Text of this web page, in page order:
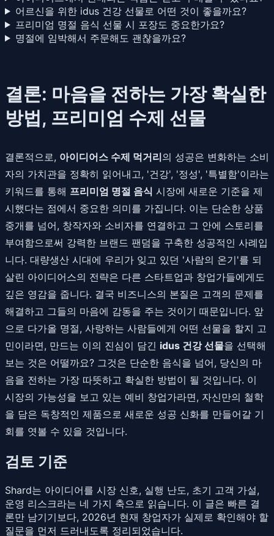
어르신을 위한 idus 건강 선물로 어떤 것이 좋을까요?
프리미엄 명절 음식 선물 시 포장도 중요한가요?
명절에 임박해서 주문해도 괜찮을까요?
결론: 마음을 전하는 가장 확실한
방법, 프리미엄 수제 선물
결론적으로, 아이디어스 수제 먹거리의 성공은 변화하는 소비
자의 가치관을 정확히 읽어내고, '건강', '정성', '특별함'이라는
키워드를 통해 프리미엄 명절 음식 시장에 새로운 기준을 제
시했다는 점에서 중요한 의미를 가집니다. 이는 단순한 상품
중개를 넘어, 창작자와 소비자를 연결하고 그 안에 스토리를
부여함으로써 강력한 브랜드 팬덤을 구축한 성공적인 사례입
니다. 대량생산 시대에 우리가 잊고 있던 '사람의 온기'를 되
살린 아이디어스의 전략은 다른 스타트업과 창업가들에게도
깊은 영감을 줍니다. 결국 비즈니스의 본질은 고객의 문제를
해결하고 그들의 마음에 감동을 주는 것이기 때문입니다. 앞
으로 다가올 명절, 사랑하는 사람들에게 어떤 선물을 할지 고
민이라면, 만드는 이의 진심이 담긴 idus 건강 선물을 선택해
보는 것은 어떨까요? 그것은 단순한 음식을 넘어, 당신의 마
음을 전하는 가장 따뜻하고 확실한 방법이 될 것입니다. 이
시장의 가능성을 보고 있는 예비 창업가라면, 자신만의 철학
을 담은 독창적인 제품으로 새로운 성공 신화를 만들어갈 기
회를 엿볼 수 있을 것입니다.
검토 기준
Shard는 아이디어를 시장 신호, 실행 난도, 초기 고객 가설,
운영 리스크라는 네 가지 축으로 읽습니다. 이 글은 빠른 결
론만 남기기보다, 2026년 현재 창업자가 실제로 확인해야 할
질문을 먼저 드러내도록 정리되었습니다.